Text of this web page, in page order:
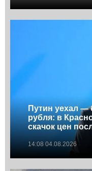
Путин уехал —
рубля: в
скачок цен
14:08 04.08.2026